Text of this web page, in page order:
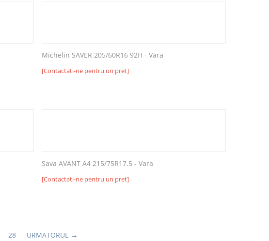
Michelin SAVER 205/60R16 92H - Vara
[Contactati-ne pentru un pret]
Sava AVANT A4 215/75R17.5 - Vara
[Contactati-ne pentru un pret]
28 URMATORUL